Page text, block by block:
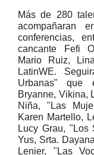
Más de 280
acompañaran
conferencias,
cancante Fefi
Mario Ruiz,
LatinWE.
Urbanas" que
Bryanne, Vikina,
Niña, "Las
Karen Martello,
Lucy Grau,
Yus, Srta.
Lenier, "Las